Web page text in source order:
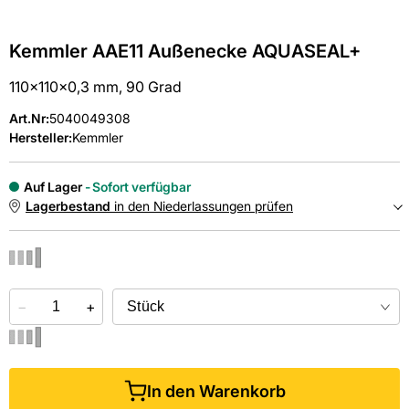
Kemmler AAE11 Außenecke AQUASEAL+
110x110x0,3 mm, 90 Grad
Art.Nr:5040049308
Hersteller:Kemmler
Auf Lager
Sofort verfügbar
Lagerbestand in den Niederlassungen prüfen
Online kaufen &kostenlos
− +
In den Warenkorb